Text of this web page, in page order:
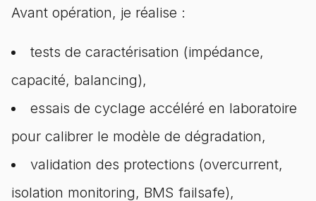
Avant opération, je réalise :
tests de caractérisation (impédance,
capacité, balancing),
essais de cyclage accéléré en laboratoire
pour calibrer le modèle de dégradation,
validation des protections (overcurrent,
isolation monitoring, BMS failsafe),